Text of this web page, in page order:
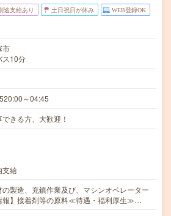
途支給あり 土日祝日が休み WEB登録OK
市
ス10分
～04:45
きる方、大歓迎！
支給
の製造、充鎮作業及び、マシンオペレーター
報】接着剤等の原料≪待遇・福利厚生≫…